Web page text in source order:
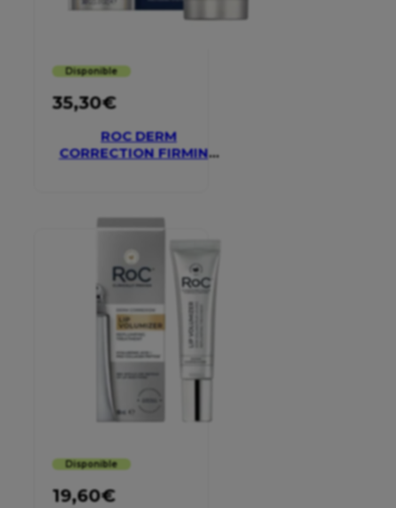
Disponible
35,30€
ROC DERM
CORRECTION FIRMING
Disponible
19,60€